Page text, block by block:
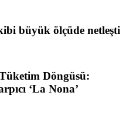
büyük ölçüde netleşti
Döngüsü:
‘La Nona’